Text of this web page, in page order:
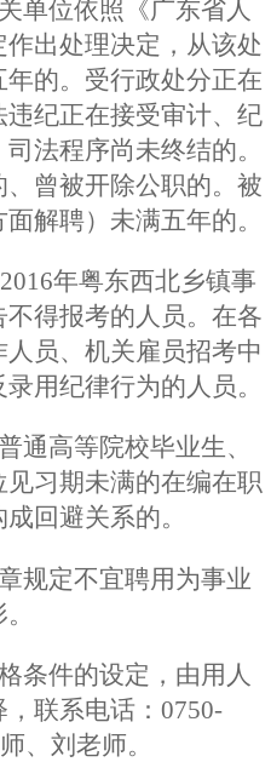
单位依照《广东省人
出处理决定，从该处
的。受行政处分正在
纪正在接受审计、纪
法程序尚未终结的。
曾被开除公职的。被
解聘）未满五年的。
年粤东西北乡镇事
得报考的人员。在各
员、机关雇员招考中
用纪律行为的人员。
通高等院校毕业生、
习期未满的在编在职
回避关系的。
规定不宜聘用为事业
条件的设定，由用人
联系电话：0750-
、刘老师。